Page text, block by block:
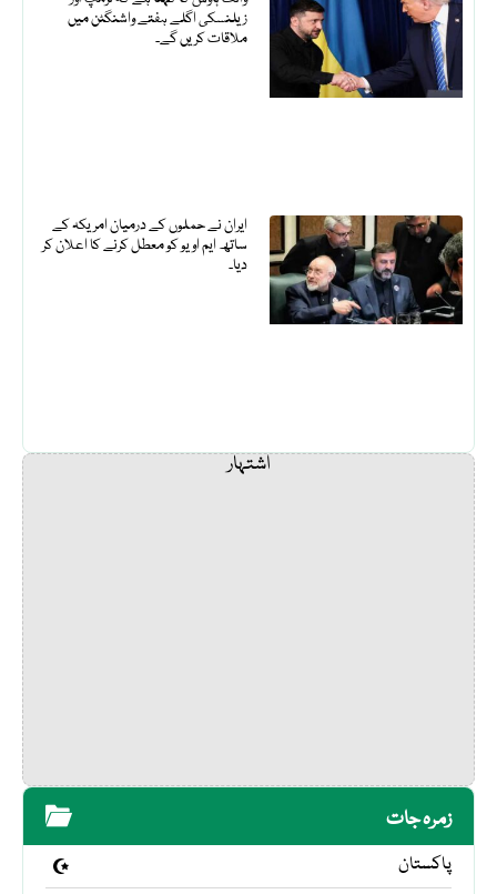
زیلنسکی اگلے ہفتے واشنگٹن میں
ملاقات کریں گے۔
ایران نے حملوں کے درمیان امریکہ کے
ساتھ ایم او یو کو معطل کرنے کا اعلان کر
دیا۔
اشتہار
زمرہ جات
پاکستان